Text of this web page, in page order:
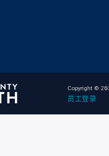
Copyright ©
员工登录